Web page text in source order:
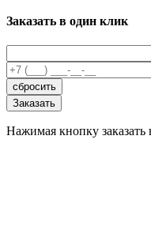
Заказать в один клик
Нажимая кнопку заказать